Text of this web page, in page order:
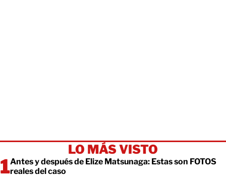
LO MÁS VISTO
Antes y después de Elize Matsunaga: Estas son FOTOS
reales del caso